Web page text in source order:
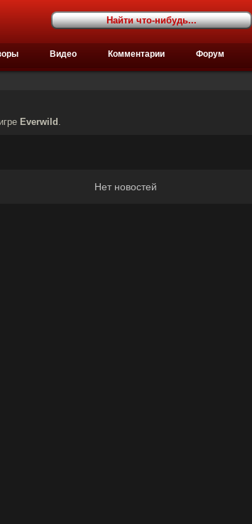
Видео Комментарии Форум
Everwild .
Нет новостей